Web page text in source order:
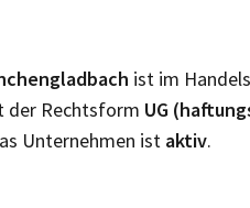
ist im
der Rechtsform UG
Unternehmen ist aktiv.